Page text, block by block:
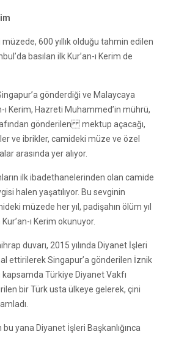
müzede, 600 yıllık olduğu tahmin edilen
basılan ilk Kur’an-ı Kerim de
gönderdiği ve Malaycaya
ı Kerim, Hazreti Muhammed’in mührü,
gönderilen mektup açacağı,
ve ibrikler, camideki müze ve özel
arasında yer alıyor.
ilk ibadethanelerinden olan camide
halen yaşatılıyor. Bu sevginin
müzede her yıl, padişahın ölüm yıl
ı Kerim okunuyor.
duvarı, 2015 yılında Diyanet İşleri
ettirilerek Singapur’a gönderilen İznik
Türkiye Diyanet Vakfı
bir Türk usta ülkeye gelerek, çini
bu yana Diyanet İşleri Başkanlığınca